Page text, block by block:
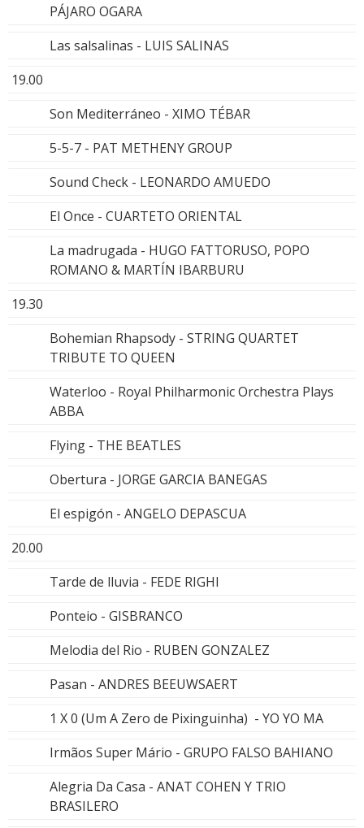
PÁJARO OGARA
Las salsalinas - LUIS SALINAS
19.00
Son Mediterráneo - XIMO TÉBAR
5-5-7 - PAT METHENY GROUP
Sound Check - LEONARDO AMUEDO
El Once - CUARTETO ORIENTAL
La madrugada - HUGO FATTORUSO, POPO
ROMANO & MARTÍN IBARBURU
19.30
Bohemian Rhapsody - STRING QUARTET
TRIBUTE TO QUEEN
Waterloo - Royal Philharmonic Orchestra Plays
ABBA
Flying - THE BEATLES
Obertura - JORGE GARCIA BANEGAS
El espigón - ANGELO DEPASCUA
20.00
Tarde de lluvia - FEDE RIGHI
Ponteio - GISBRANCO
Melodia del Rio - RUBEN GONZALEZ
Pasan - ANDRES BEEUWSAERT
1 X 0 (Um A Zero de Pixinguinha) - YO YO MA
Irmãos Super Mário - GRUPO FALSO BAHIANO
Alegria Da Casa - ANAT COHEN Y TRIO
BRASILERO